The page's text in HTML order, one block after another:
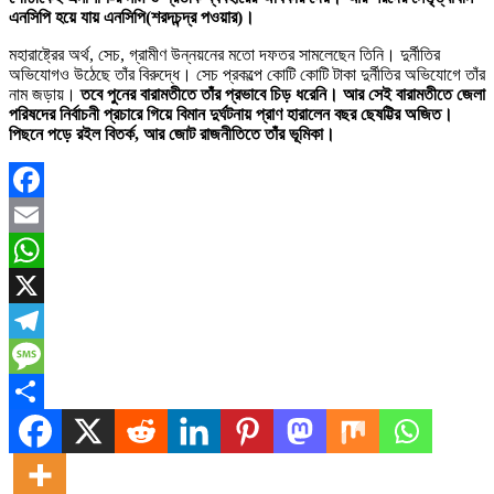
এনসিপি হয়ে যায় এনসিপি(শরদচন্দ্র পওয়ার)।
মহারাষ্ট্রের অর্থ, সেচ, গ্রামীণ উন্নয়নের মতো দফতর সামলেছেন তিনি। দুর্নীতির
অভিযোগও উঠেছে তাঁর বিরুদ্ধে। সেচ প্রকল্পে কোটি কোটি টাকা দুর্নীতির অভিযোগে তাঁর
নাম জড়ায়।তবে পুনের বারামতীতে তাঁর প্রভাবে চিড় ধরেনি। আর সেই বারামতীতে জেলা
পরিষদের নির্বাচনী প্রচারে গিয়ে বিমান দুর্ঘটনায় প্রাণ হারালেন বছর ছেষট্টির অজিত।
পিছনে পড়ে রইল বিতর্ক, আর জোট রাজনীতিতে তাঁর ভূমিকা।
Facebook
Email
WhatsApp
X
Telegram
Message
Share